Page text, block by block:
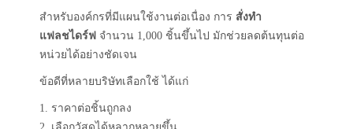
สำหรับองค์กรที่มีแผนใช้งานต่อเนื่อง การ สั่งทำ
แฟลชไดร์ฟ จำนวน 1,000 ชิ้นขึ้นไป มักช่วยลดต้นทุนต่อ
หน่วยได้อย่างชัดเจน
ข้อดีที่หลายบริษัทเลือกใช้ ได้แก่
1. ราคาต่อชิ้นถูกลง